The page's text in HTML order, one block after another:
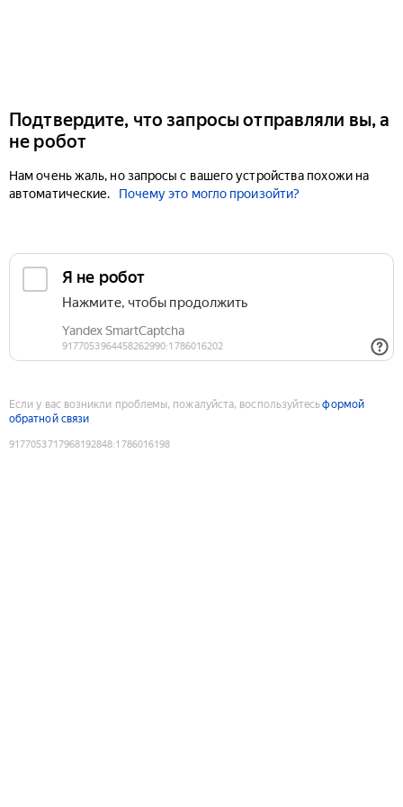
Подтвердите, что запросы отправляли вы, а
не робот
Нам очень жаль, но запросы с вашего устройства похожи на
автоматические.
Почему это могло произойти?
Если у вас возникли проблемы, пожалуйста, воспользуйтесьформой
обратной связи
9177053717968192848:1786016198